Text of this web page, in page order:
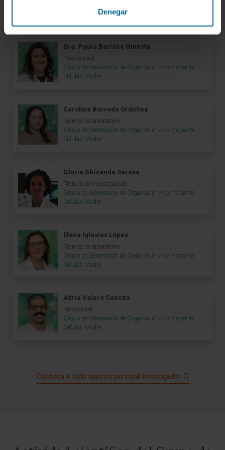
Denegar
Células Madre
Dra. Paula Barlabé Ginesta
Posdoctoral
Grupo de Generación de Órganos in vivo mediante
Células Madre
Carolina Barreda Ordoñez
Técnico de laboratorio
Grupo de Generación de Órganos in vivo mediante
Células Madre
Gloria Abizanda Sarasa
Técnico de Investigación
Grupo de Generación de Órganos in vivo mediante
Células Madre
Elena Iglesias López
Técnico de laboratorio
Grupo de Generación de Órganos in vivo mediante
Células Madre
Adria Valero Cabeza
Predoctoral
Grupo de Generación de Órganos in vivo mediante
Células Madre
Conozca a todo nuestro personal investigador